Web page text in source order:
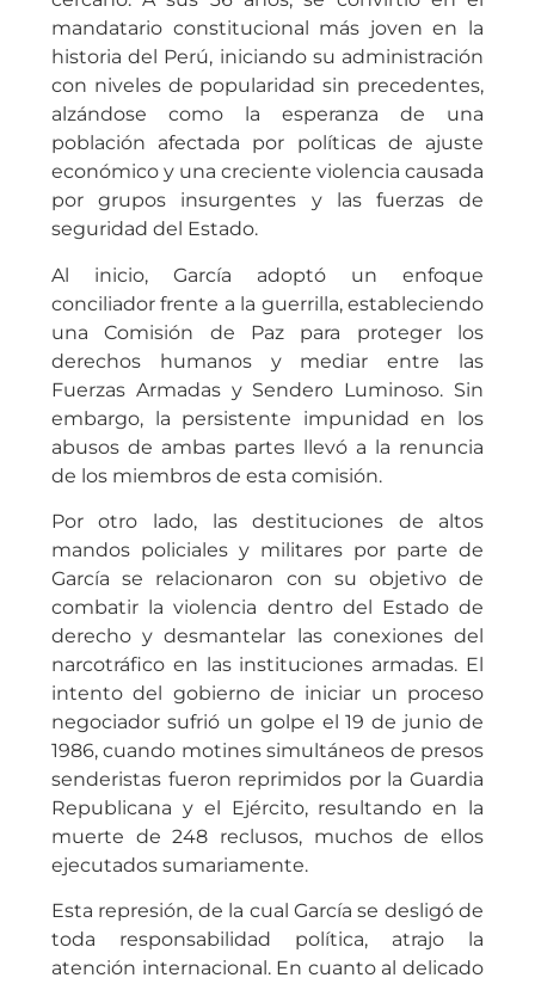
mandatario constitucional más joven en la
historia del Perú, iniciando su administración
con niveles de popularidad sin precedentes,
alzándose como la esperanza de una
población afectada por políticas de ajuste
económico y una creciente violencia causada
por grupos insurgentes y las fuerzas de
seguridad del Estado.
Al inicio, García adoptó un enfoque
conciliador frente a la guerrilla, estableciendo
una Comisión de Paz para proteger los
derechos humanos y mediar entre las
Fuerzas Armadas y Sendero Luminoso. Sin
embargo, la persistente impunidad en los
abusos de ambas partes llevó a la renuncia
de los miembros de esta comisión.
Por otro lado, las destituciones de altos
mandos policiales y militares por parte de
García se relacionaron con su objetivo de
combatir la violencia dentro del Estado de
derecho y desmantelar las conexiones del
narcotráfico en las instituciones armadas. El
intento del gobierno de iniciar un proceso
negociador sufrió un golpe el 19 de junio de
1986, cuando motines simultáneos de presos
senderistas fueron reprimidos por la Guardia
Republicana y el Ejército, resultando en la
muerte de 248 reclusos, muchos de ellos
ejecutados sumariamente.
Esta represión, de la cual García se desligó de
toda responsabilidad política, atrajo la
atención internacional. En cuanto al delicado